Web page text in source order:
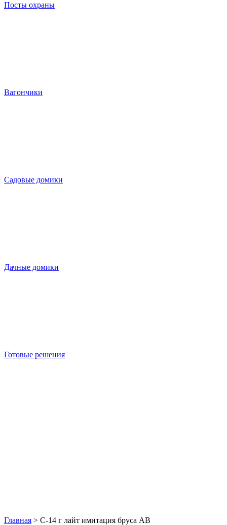
Посты охраны
Вагончики
Садовые домики
Дачные домики
Готовые решения
Главная > С-14 г лайт имитация бруса АВ